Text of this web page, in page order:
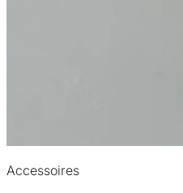
Accessoires